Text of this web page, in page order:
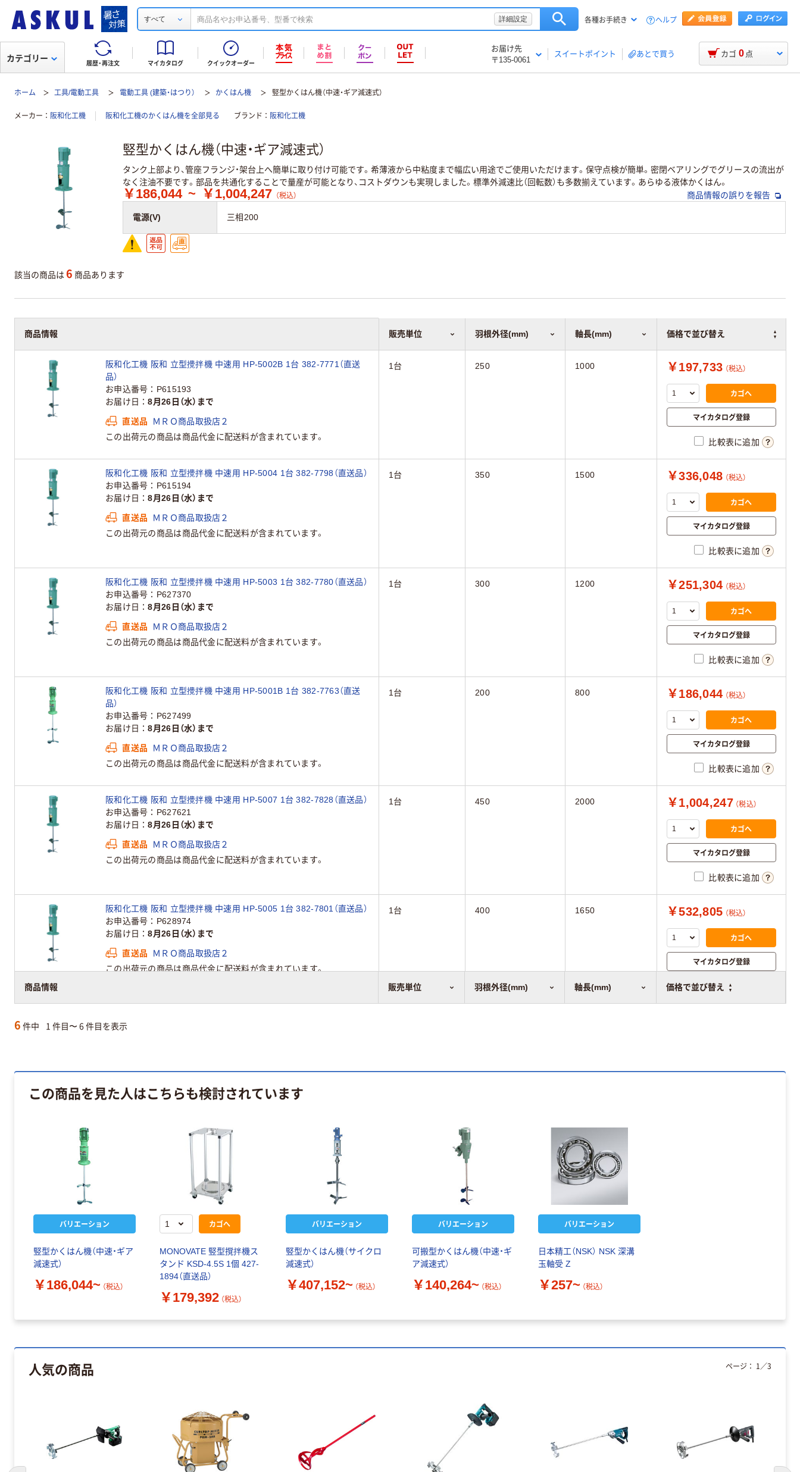
すべて 詳細設定 各種お手続き ヘルプ
履歴・再注文 マイカタログ クイックオーダー
お届け先
〒135-0061
スイートポイント あとで買う
カテゴリー カゴ 0 点
ホーム 工具/電動工具 電動工具 (建築・はつり） かくはん機 竪型かくはん機（中速・ギア減速式）
メーカー 阪和化工機 阪和化工機のかくはん機を全部見る ブランド 阪和化工機
竪型かくはん機（中速・ギア減速式）
タンク上部より、管座フランジ・架台上へ簡単に取り付け可能です。希薄液から中粘度まで幅広い用途でご使用いただけます。保守点検が簡単。密閉ベアリングでグリースの流出が
なく注油不要です。部品を共通化することで量産が可能となり、コストダウンも実現しました。標準外減速比（回転数）も多数揃えています。あらゆる液体かくはん。
￥186,044 ~ ￥1,004,247 （税込） 商品情報の誤りを報告
電源(V) 三相200
該当の商品は 6 商品あります
商品情報 販売単位 羽根外径(mm) 軸長(mm) 価格で並び替え
商品情報 販売単位 羽根外径(mm) 軸長(mm) 価格で並び替え
阪和化工機 阪和 立型攪拌機 中速用 HP-5002B 1台 382-7771（直送
品）
お申込番号
P615193
お届け日
8月26日（水）まで
直送品
ＭＲＯ商品取扱店２
この出荷元の商品は商品代金に配送料が含まれています。
1台 250 1000 ￥197,733 （税込）
カゴへ
マイカタログ登録
比較表に追加
阪和化工機 阪和 立型攪拌機 中速用 HP-5004 1台 382-7798（直送品）
お申込番号
P615194
お届け日
8月26日（水）まで
直送品
ＭＲＯ商品取扱店２
この出荷元の商品は商品代金に配送料が含まれています。
1台 350 1500 ￥336,048 （税込）
カゴへ
マイカタログ登録
比較表に追加
阪和化工機 阪和 立型攪拌機 中速用 HP-5003 1台 382-7780（直送品）
お申込番号
P627370
お届け日
8月26日（水）まで
直送品
ＭＲＯ商品取扱店２
この出荷元の商品は商品代金に配送料が含まれています。
1台 300 1200 ￥251,304 （税込）
カゴへ
マイカタログ登録
比較表に追加
阪和化工機 阪和 立型攪拌機 中速用 HP-5001B 1台 382-7763（直送
品）
お申込番号
P627499
お届け日
8月26日（水）まで
直送品
ＭＲＯ商品取扱店２
この出荷元の商品は商品代金に配送料が含まれています。
1台 200 800 ￥186,044 （税込）
カゴへ
マイカタログ登録
比較表に追加
阪和化工機 阪和 立型攪拌機 中速用 HP-5007 1台 382-7828（直送品）
お申込番号
P627621
お届け日
8月26日（水）まで
直送品
ＭＲＯ商品取扱店２
この出荷元の商品は商品代金に配送料が含まれています。
1台 450 2000 ￥1,004,247 （税込）
カゴへ
マイカタログ登録
比較表に追加
阪和化工機 阪和 立型攪拌機 中速用 HP-5005 1台 382-7801（直送品）
お申込番号
P628974
お届け日
8月26日（水）まで
直送品
ＭＲＯ商品取扱店２
この出荷元の商品は商品代金に配送料が含まれています。
1台 400 1650 ￥532,805 （税込）
カゴへ
マイカタログ登録
比較表に追加
6 件中 1 件目〜 6 件目を表示
この商品を見た人はこちらも検討されています
バリエーション
竪型かくはん機（中速・ギア
減速式）
￥186,044~ （税込）
カゴへ
MONOVATE 竪型撹拌機ス
タンド KSD-4.5S 1個 427-
1894（直送品）
￥179,392 （税込）
バリエーション
竪型かくはん機（サイクロ
減速式）
￥407,152~ （税込）
バリエーション
可搬型かくはん機（中速・ギ
ア減速式）
￥140,264~ （税込）
バリエーション
日本精工（NSK） NSK 深溝
玉軸受 Z
￥257~ （税込）
人気の商品 ページ： 1 ／3